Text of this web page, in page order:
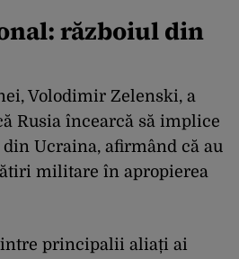
războiul din
Volodimir Zelenski, a
Rusia încearcă să implice
Ucraina, afirmând că au
militare în apropierea
principalii aliați ai